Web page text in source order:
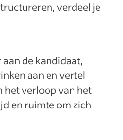
verdeel je
aan de kandidaat,
aan en vertel
het verloop van het
en ruimte om zich